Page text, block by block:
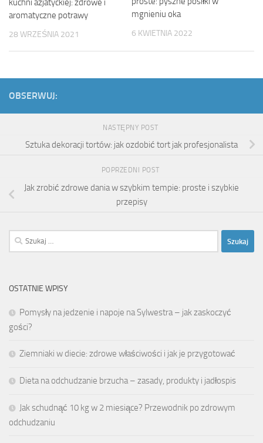
kuchni azjatyckiej: zdrowe i
aromatyczne potrawy
28 WRZEŚNIA 2021
mgnieniu oka
6 KWIETNIA 2022
OBSERWUJ:
NASTĘPNY POST
Sztuka dekoracji tortów: jak ozdobić tort jak profesjonalista
POPRZEDNI POST
Jak zrobić zdrowe dania w szybkim tempie: proste i szybkie
przepisy
Szukaj:
OSTATNIE WPISY
Pomysły na jedzenie i napoje na Sylwestra – jak zaskoczyć
gości?
Ziemniaki w diecie: zdrowe właściwości i jak je przygotować
Dieta na odchudzanie brzucha – zasady, produkty i jadłospis
Jak schudnąć 10 kg w 2 miesiące? Przewodnik po zdrowym
odchudzaniu